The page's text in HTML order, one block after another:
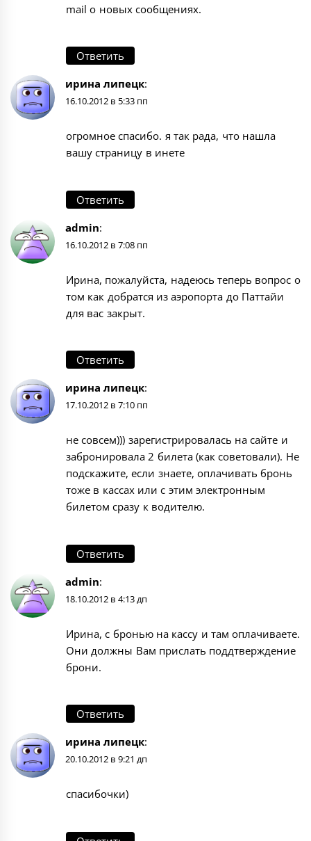
mail о новых сообщениях.
Ответить
ирина липецк:
16.10.2012 в 5:33 пп
огромное спасибо. я так рада, что нашла
вашу страницу в инете
Ответить
admin:
16.10.2012 в 7:08 пп
Ирина, пожалуйста, надеюсь теперь вопрос о
том как добратся из аэропорта до Паттайи
для вас закрыт.
Ответить
ирина липецк:
17.10.2012 в 7:10 пп
не совсем))) зарегистрировалась на сайте и
забронировала 2 билета (как советовали). Не
подскажите, если знаете, оплачивать бронь
тоже в кассах или с этим электронным
билетом сразу к водителю.
Ответить
admin:
18.10.2012 в 4:13 дп
Ирина, с бронью на кассу и там оплачиваете.
Они должны Вам прислать поддтверждение
брони.
Ответить
ирина липецк:
20.10.2012 в 9:21 дп
спасибочки)